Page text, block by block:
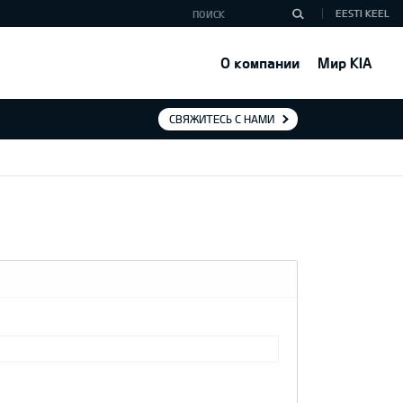
О компании Мир KIA
EESTI KEEL
СВЯЖИТЕСЬ С НАМИ